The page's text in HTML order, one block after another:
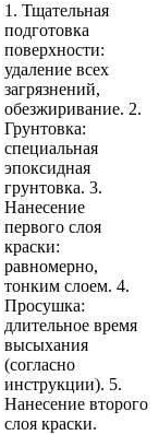
1. Тщательная
подготовка
поверхности:
удаление всех
загрязнений,
обезжиривание. 2.
Грунтовка:
специальная
эпоксидная
грунтовка. 3.
Нанесение
первого слоя
краски:
равномерно,
тонким слоем. 4.
Просушка:
длительное время
высыхания
(согласно
инструкции). 5.
Нанесение второго
слоя краски.